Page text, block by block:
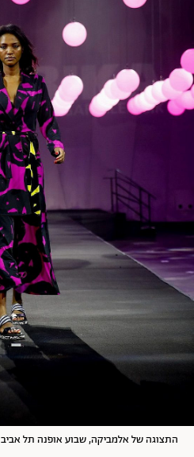
התצוגה של אלמביקה, שבוע אופנה תל אביב 2020 | צילום: גיל חיון